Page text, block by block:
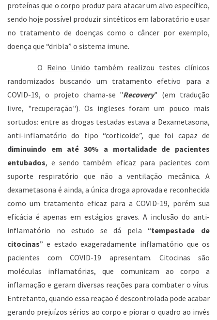
proteínas que o corpo produz para atacar um alvo específico,
sendo hoje possível produzir sintéticos em laboratório e usar
no tratamento de doenças como o câncer por exemplo,
doença que “dribla” o sistema imune.
O Reino Unido também realizou testes clínicos
randomizados buscando um tratamento efetivo para a
COVID-19, o projeto chama-se "Recovery" (em tradução
livre, "recuperação"). Os ingleses foram um pouco mais
sortudos: entre as drogas testadas estava a Dexametasona,
anti-inflamatório do tipo “corticoide”, que foi capaz de
diminuindo em até 30% a mortalidade de pacientes
entubados, e sendo também eficaz para pacientes com
suporte respiratório que não a ventilação mecânica. A
dexametasona é ainda, a única droga aprovada e reconhecida
como um tratamento eficaz para a COVID-19, porém sua
eficácia é apenas em estágios graves. A inclusão do anti-
inflamatório no estudo se dá pela “tempestade de
citocinas” e estado exageradamente inflamatório que os
pacientes com COVID-19 apresentam. Citocinas são
moléculas inflamatórias, que comunicam ao corpo a
inflamação e geram diversas reações para combater o vírus.
Entretanto, quando essa reação é descontrolada pode acabar
gerando prejuízos sérios ao corpo e piorar o quadro ao invés